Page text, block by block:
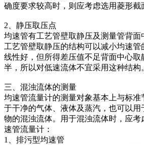
确度要求较高时，则应考虑选用菱形截
2、静压取压点
均速管有工艺管壁取静压及测量管背面
工艺管壁取静压的结构可以减小均速
线性好，但所得差压值不足背面中心取
半，所以对低速流体不宜采用这种结构
三、混浊流体的测量
均速管流量计的测量对象基本上与标准
于干净的气体、液体及蒸汽，也可以
物的混浊流体。用于混浊流体时，应考
速管流量计：
1、排污型均速管